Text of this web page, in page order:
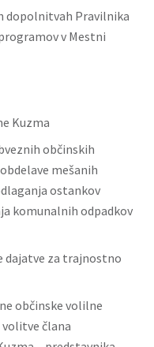
dopolnitvah Pravilnika
v Mestni
Kuzma
občinskih
mešanih
ostankov
komunalnih odpadkov
dajatve za trajnostno
občinske volilne
volitve člana